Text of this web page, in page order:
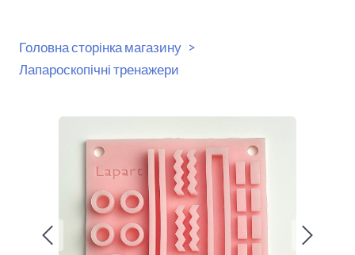
Головна сторінка магазину
Лапароскопічні тренажери